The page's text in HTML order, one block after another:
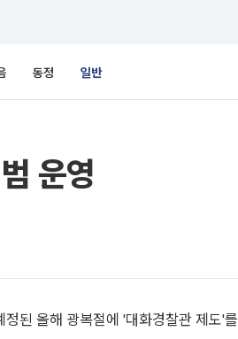
동정 일반
운영
된 올해 광복절에 '대화경찰관 제도'를